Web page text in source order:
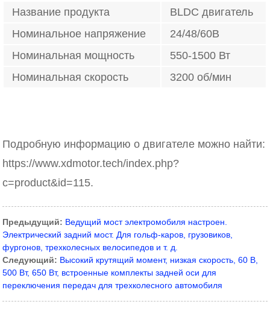
Название продукта
BLDC двигатель
Номинальное напряжение
24/48/60В
Номинальная мощность
550-1500 Вт
Номинальная скорость
3200 об/мин
Подробную информацию о двигателе можно найти:
https://www.xdmotor.tech/index.php?
c=product&id=115.
Предыдущий: Ведущий мост электромобиля настроен.
Электрический задний мост. Для гольф-каров, грузовиков,
фургонов, трехколесных велосипедов и т. д.
Следующий: Высокий крутящий момент, низкая скорость, 60 В,
500 Вт, 650 Вт, встроенные комплекты задней оси для
переключения передач для трехколесного автомобиля